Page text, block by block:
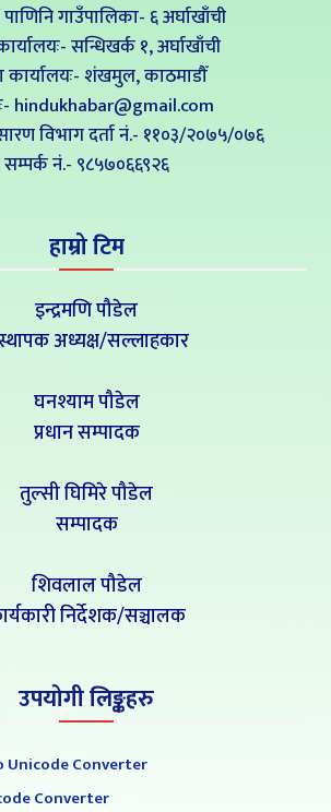
पाणिनि गाउँपालिका- ६ अर्घाखाँची
सन्धिखर्क १, अर्घाखाँची
कार्यालयः- शंखमुल, काठमाडौँ
hindukhabar@gmail.com
विभाग दर्ता नं.- ११०३/२०७५/०७६
सम्पर्क नं‍.- ९८५७०६६९२६
हाम्रो टिम
इन्द्रमणि पौडेल
अध्यक्ष/सल्लाहकार
घनश्याम पौडेल
प्रधान सम्पादक
तुल्सी घिमिरे पौडेल
सम्पादक
शिवलाल पौडेल
निर्देशक/सञ्चालक
उपयोगी लिङ्कहरु
Unicode Converter
Converter